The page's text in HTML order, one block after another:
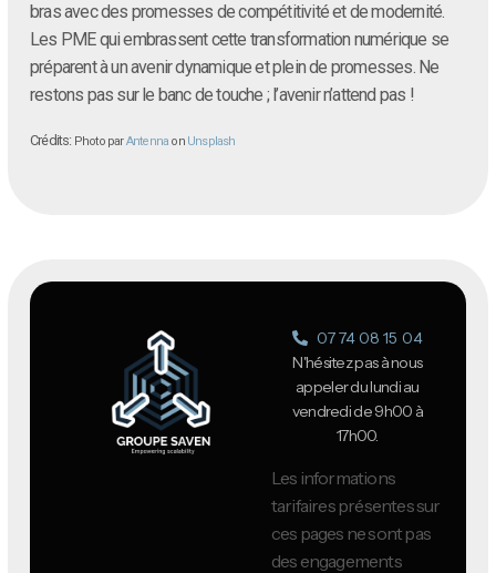
bras avec des promesses de compétitivité et de modernité.
Les PME qui embrassent cette transformation numérique se
préparent à un avenir dynamique et plein de promesses. Ne
restons pas sur le banc de touche ; l’avenir n’attend pas !
Crédits: Photo parAntenna on Unsplash
07 74 08 15 04
N'hésitez pas à nous
appeler du lundi au
vendredi de 9h00 à
17h00.
Les informations
tarifaires présentes sur
ces pages ne sont pas
des engagements